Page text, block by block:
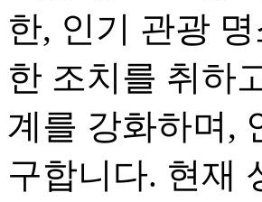
한, 인기 관광
한 조치를 취하
계를 강화하며,
구합니다. 현재